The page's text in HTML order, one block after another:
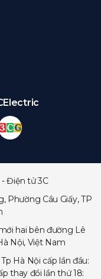
Điện tử 3C
Phường Cầu Giấy, TP
hai bên đường Lê
Nội, Việt Nam
Hà Nội cấp lần đầu:
thay đổi lần thứ 18: